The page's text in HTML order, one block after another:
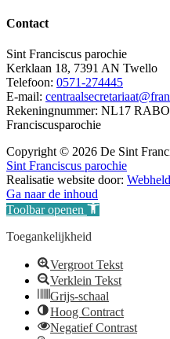
Contact
Sint Franciscus parochie
Kerklaan 18, 7391 AN Twello
Telefoon: 0571-274445
E-mail:
Rekeningnummer: NL17
Franciscusparochie
Copyright © 2026 De Sint
Sint Franciscus parochie
Realisatie website door:
Ga naar de inhoud
Toolbar openen
Toegankelijkheid
Vergroot Tekst
Verklein Tekst
Grijs-schaal
Hoog Contract
Negatief Contrast